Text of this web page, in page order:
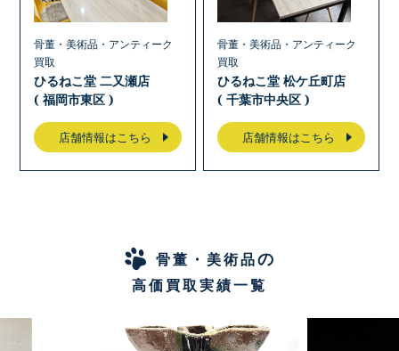
骨董・美術品・アンティーク
買取
ひるねこ堂 二又瀬店
( 福岡市東区 )
店舗情報はこちら
骨董・美術品・アンティーク
買取
ひるねこ堂 松ケ丘町店
( 千葉市中央区 )
店舗情報はこちら
骨董・美術品の
高価買取実績一覧